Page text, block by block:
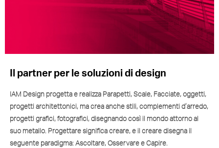
Il partner per le soluzioni di design
IAM Design progetta e realizza Parapetti, Scale, Facciate, oggetti,
progetti architettonici, ma crea anche stili, complementi d’arredo,
progetti grafici, fotografici, disegnando così il mondo attorno al
suo metallo. Progettare significa creare, e il creare disegna il
seguente paradigma: Ascoltare, Osservare e Capire.